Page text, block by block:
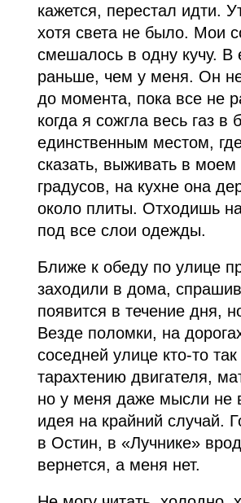
кажется, перестал идти.
хотя света не было. Мои
смешалось в одну кучу. В
раньше, чем у меня. Он
до момента, пока все не
когда я сожгла весь газ в
единственным местом,
сказать, выживать в
градусов, на кухне она
около плиты. Отходишь
под все слои одежды.
Ближе к обеду по улице
заходили в дома,
появится в течение дня,
Везде поломки, на
соседней улице кто-то
тарахтению двигателя,
но у меня даже мысли не
идея на крайний случай.
в Остин, в «Лучнике»
вернется, а меня нет.